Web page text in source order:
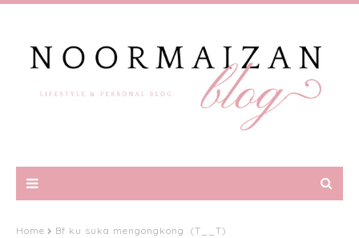
Home Bf ku suka mengongkong .(T__T)